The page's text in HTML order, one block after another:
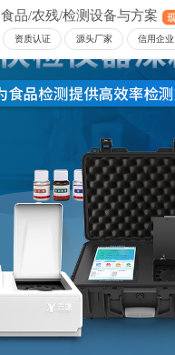
食品/农残/检测设备与方案
资质认证 源头厂家 信用企业